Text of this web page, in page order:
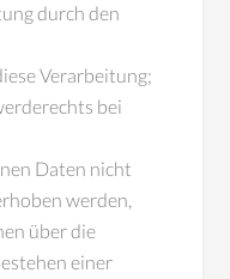
durch den
Verarbeitung;
bei
Daten nicht
werden,
über die
einer